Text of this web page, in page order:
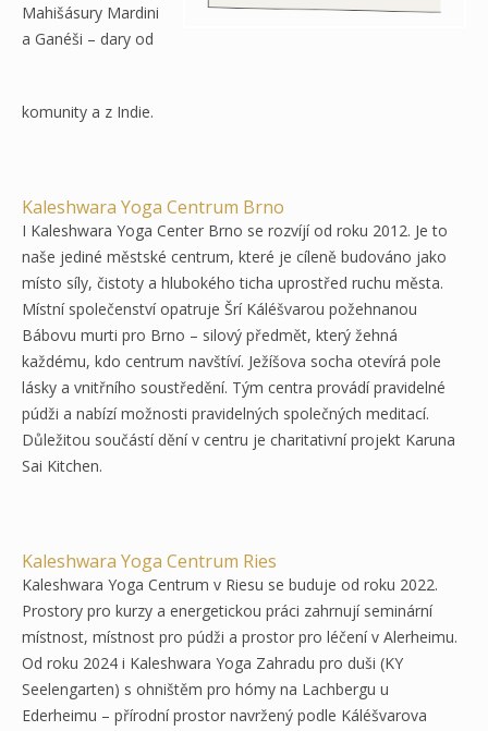
Mahišásury Mardini
a Ganéši – dary od
komunity a z Indie.
Kaleshwara Yoga Centrum Brno
I Kaleshwara Yoga Center Brno se rozvíjí od roku 2012. Je to
naše jediné městské centrum, které je cíleně budováno jako
místo síly, čistoty a hlubokého ticha uprostřed ruchu města.
Místní společenství opatruje Šrí Káléšvarou požehnanou
Bábovu murti pro Brno – silový předmět, který žehná
každému, kdo centrum navštíví. Ježíšova socha otevírá pole
lásky a vnitřního soustředění. Tým centra provádí pravidelné
púdži a nabízí možnosti pravidelných společných meditací.
Důležitou součástí dění v centru je charitativní projekt Karuna
Sai Kitchen.
Kaleshwara Yoga Centrum Ries
Kaleshwara Yoga Centrum v Riesu se buduje od roku 2022.
Prostory pro kurzy a energetickou práci zahrnují seminární
místnost, místnost pro púdži a prostor pro léčení v Alerheimu.
Od roku 2024 i Kaleshwara Yoga Zahradu pro duši (KY
Seelengarten) s ohništěm pro hómy na Lachbergu u
Ederheimu – přírodní prostor navržený podle Káléšvarova